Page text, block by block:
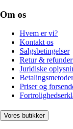
Om os
Hvem er vi?
Kontakt os
Salgsbetingelser
Retur &
Juridiske
Betalingsmetoder
Priser og
Vores butikker